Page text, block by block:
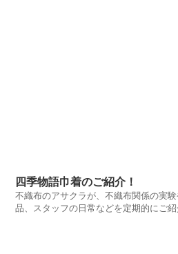
四季物語巾着のご紹介！
不織布のアサクラが、不織布関係の実
品、スタッフの日常などを定期的にご